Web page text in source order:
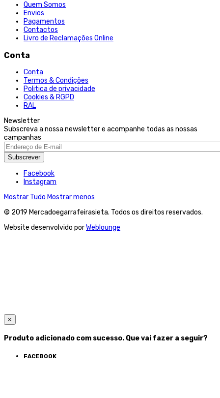
Quem Somos
Envios
Pagamentos
Contactos
Livro de Reclamações Online
Conta
Conta
Termos & Condições
Politica de privacidade
Cookies & RGPD
RAL
Newsletter
Subscreva a nossa newsletter e acompanhe todas as nossas
campanhas
Subscrever
Facebook
Instagram
Mostrar Tudo Mostrar menos
© 2019 Mercadoegarrafeirasieta. Todos os direitos reservados.
Website desenvolvido porWeblounge
×
Produto adicionado com sucesso. Que vai fazer a seguir?
FACEBOOK